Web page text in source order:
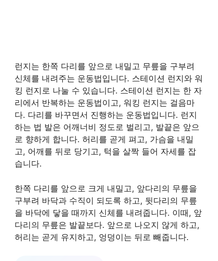
런지는 한쪽 다리를 앞으로 내밀고 무릎을 구부려
신체를 내려주는 운동법입니다. 스테이션 런지와 워
킹 런지로 나눌 수 있습니다. 스테이션 런지는 한 자
리에서 반복하는 운동법이고, 워킹 런지는 걸음마
다. 다리를 바꾸면서 진행하는 운동법입니다. 런지
하는 법 발은 어깨너비 정도로 벌리고, 발끝은 앞으
로 향하게 합니다. 허리를 곧게 펴고, 가슴을 내밀
고, 어깨를 뒤로 당기고, 턱을 살짝 들어 자세를 잡
습니다.
한쪽 다리를 앞으로 크게 내밀고, 앞다리의 무릎을
구부려 바닥과 수직이 되도록 하고, 뒷다리의 무릎
을 바닥에 닿을 때까지 신체를 내려줍니다. 이때, 앞
다리의 무릎은 발끝보다. 앞으로 나오지 않게 하고,
허리는 곧게 유지하고, 엉덩이는 뒤로 빼줍니다.